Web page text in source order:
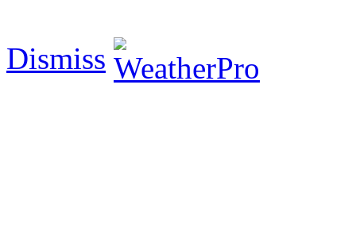
Dismiss